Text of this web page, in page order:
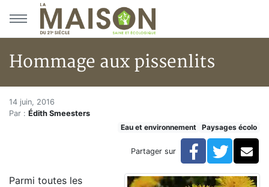
Aller au menu principal
Aller au contenu principal
Hommage aux pissenlits
Accueil
Articles
Eau et environnement
Hommage aux pissenlits
14 juin, 2016
Par : Édith Smeesters
Eau et environnement
Paysages écolo
Partager sur Facebook
Parmi toutes les